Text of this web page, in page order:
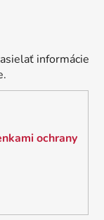
informácie
ochrany